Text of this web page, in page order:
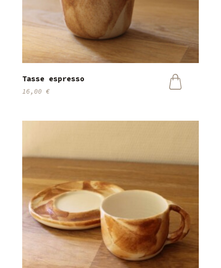
Tasse espresso
16,00 €